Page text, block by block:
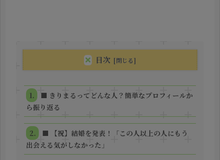
目次
■ きりまるってどんな人？簡単なプロフィールか
ら振り返る
■ 【祝】結婚を発表！「この人以上の人にもう
出会える気がしなかった」